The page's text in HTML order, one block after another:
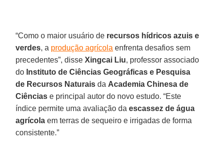
“Como o maior usuário de recursos hídricos azuis e
verdes, a produção agrícola enfrenta desafios sem
precedentes”, disseXingcai Liu, professor associado
do Instituto de Ciências Geográficas e Pesquisa
de Recursos Naturais da Academia Chinesa de
Ciências e principal autor do novo estudo. “Este
índice permite uma avaliação daescassez de água
agrícola em terras de sequeiro e irrigadas de forma
consistente.”